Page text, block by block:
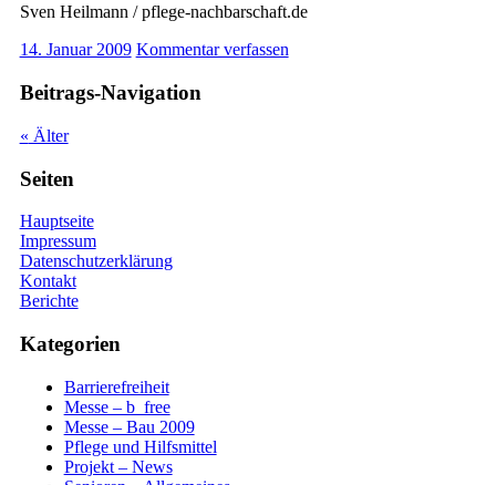
Sven Heilmann / pflege-nachbarschaft.de
14. Januar 2009 Kommentar verfassen
Beitrags-Navigation
« Älter
Seiten
Hauptseite
Impressum
Datenschutzerklärung
Kontakt
Berichte
Kategorien
Barrierefreiheit
Messe – b_free
Messe – Bau 2009
Pflege und Hilfsmittel
Projekt – News